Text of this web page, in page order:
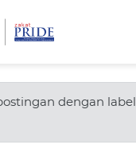
dengan label